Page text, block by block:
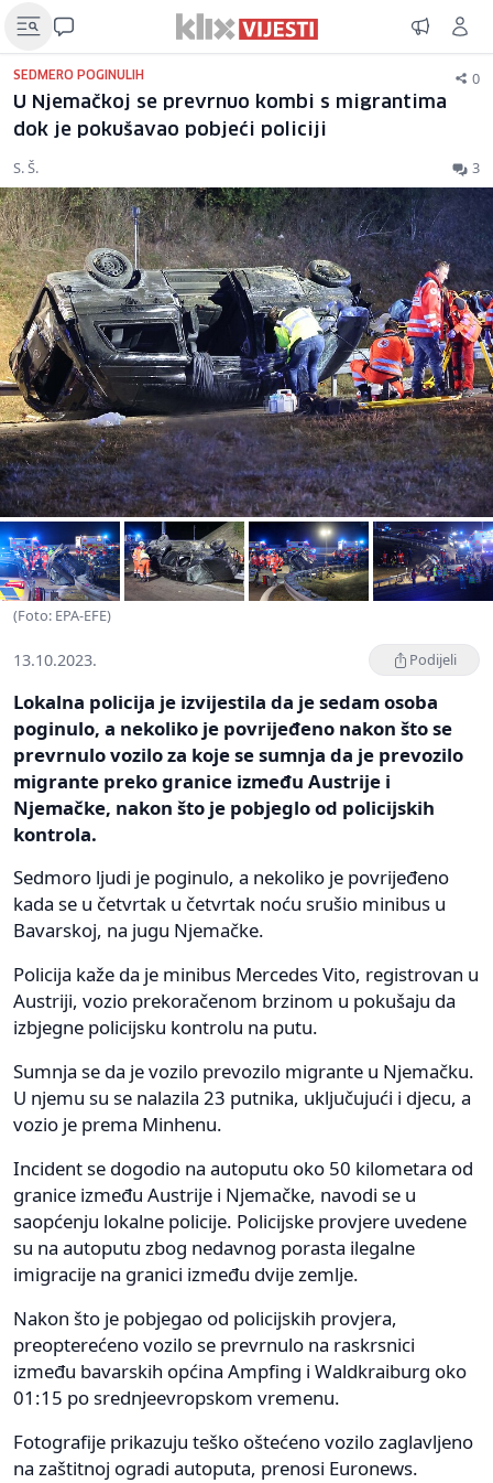
SEDMERO POGINULIH 0
U Njemačkoj se prevrnuo kombi s migrantima
dok je pokušavao pobjeći policiji
S. Š. 3
(Foto: EPA-EFE)
13.10.2023. Podijeli
Lokalna policija je izvijestila da je sedam osoba
poginulo, a nekoliko je povrijeđeno nakon što se
prevrnulo vozilo za koje se sumnja da je prevozilo
migrante preko granice između Austrije i
Njemačke, nakon što je pobjeglo od policijskih
kontrola.
Sedmoro ljudi je poginulo, a nekoliko je povrijeđeno
kada se u četvrtak u četvrtak noću srušio minibus u
Bavarskoj, na jugu Njemačke.
Policija kaže da je minibus Mercedes Vito, registrovan u
Austriji, vozio prekoračenom brzinom u pokušaju da
izbjegne policijsku kontrolu na putu.
Sumnja se da je vozilo prevozilo migrante u Njemačku.
U njemu su se nalazila 23 putnika, uključujući i djecu, a
vozio je prema Minhenu.
Incident se dogodio na autoputu oko 50 kilometara od
granice između Austrije i Njemačke, navodi se u
saopćenju lokalne policije. Policijske provjere uvedene
su na autoputu zbog nedavnog porasta ilegalne
imigracije na granici između dvije zemlje.
Nakon što je pobjegao od policijskih provjera,
preopterećeno vozilo se prevrnulo na raskrsnici
između bavarskih općina Ampfing i Waldkraiburg oko
01:15 po srednjeevropskom vremenu.
Fotografije prikazuju teško oštećeno vozilo zaglavljeno
na zaštitnoj ogradi autoputa, prenosi Euronews.